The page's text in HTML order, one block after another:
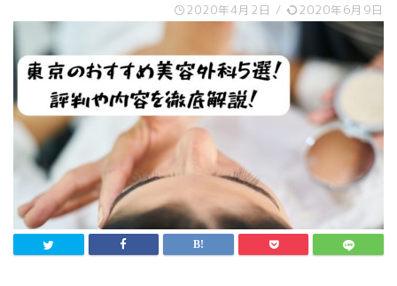
2020年4月2日 / 2020年6月9日